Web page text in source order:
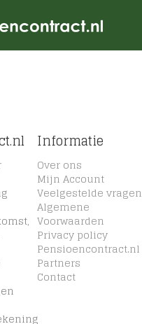
Informatie
Over ons
Mijn Account
Veelgestelde vragen
Algemene
Voorwaarden
Privacy policy
Pensioencontract.nl
Partners
Contact